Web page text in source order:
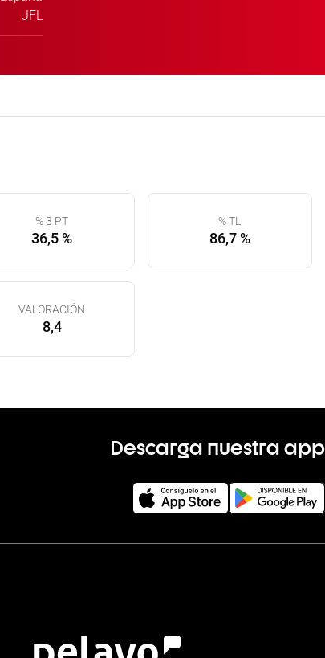
JFL
% 3 PT
36,5 %
% TL
86,7 %
VALORACIÓN
8,4
Descarga nuestra app